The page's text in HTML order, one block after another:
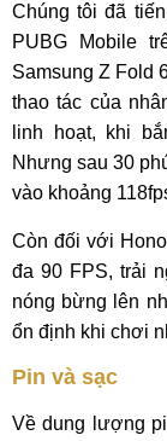
Chúng tôi đã
PUBG Mobile
Samsung Z Fold
thao tác của
linh hoạt, khi
Nhưng sau 30
vào khoảng
Còn đối với
đa 90 FPS, trải
nóng bừng lên
ổn định khi chơi
Pin và sạc
Về dung lượng